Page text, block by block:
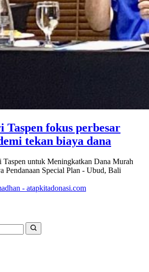
fokus perbesar
tekan biaya dana
Taspen untuk Meningkatkan Dana Murah
Pendanaan Special Plan - Ubud, Bali
- atapkitadonasi.com